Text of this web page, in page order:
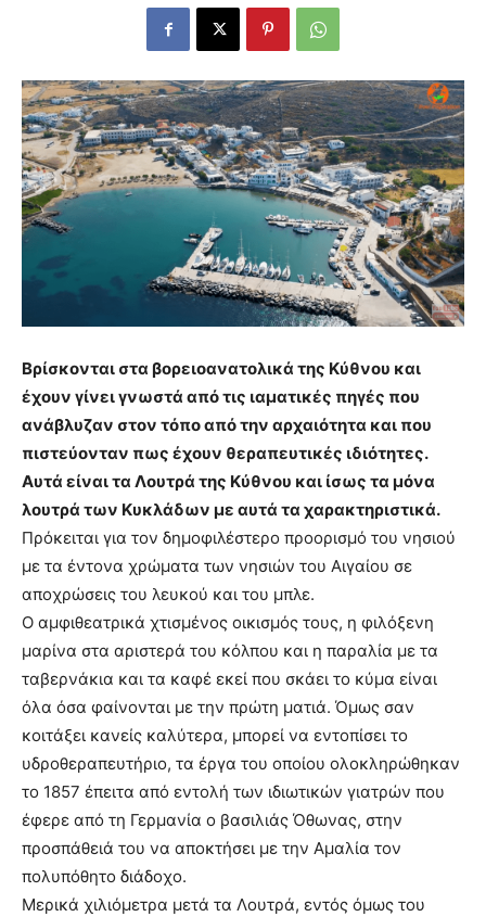
Βρίσκονται στα βορειοανατολικά της Κύθνου και
έχουν γίνει γνωστά από τις ιαματικές πηγές που
ανάβλυζαν στον τόπο από την αρχαιότητα και που
πιστεύονταν πως έχουν θεραπευτικές ιδιότητες.
Αυτά είναι τα Λουτρά της Κύθνου και ίσως τα μόνα
λουτρά των Κυκλάδων με αυτά τα χαρακτηριστικά.
Πρόκειται για τον δημοφιλέστερο προορισμό του νησιού
με τα έντονα χρώματα των νησιών του Αιγαίου σε
αποχρώσεις του λευκού και του μπλε.
Ο αμφιθεατρικά χτισμένος οικισμός τους, η φιλόξενη
μαρίνα στα αριστερά του κόλπου και η παραλία με τα
ταβερνάκια και τα καφέ εκεί που σκάει το κύμα είναι
όλα όσα φαίνονται με την πρώτη ματιά. Όμως σαν
κοιτάξει κανείς καλύτερα, μπορεί να εντοπίσει το
υδροθεραπευτήριο, τα έργα του οποίου ολοκληρώθηκαν
το 1857 έπειτα από εντολή των ιδιωτικών γιατρών που
έφερε από τη Γερμανία ο βασιλιάς Όθωνας, στην
προσπάθειά του να αποκτήσει με την Αμαλία τον
πολυπόθητο διάδοχο.
Μερικά χιλιόμετρα μετά τα Λουτρά, εντός όμως του